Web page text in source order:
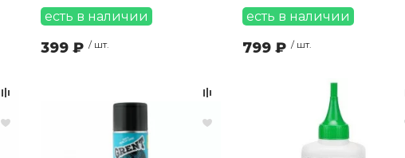
есть в наличии
399 ₽ / шт.
есть в наличии
799 ₽ / шт.